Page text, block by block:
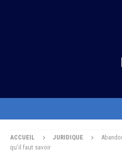
ACCUEIL JURIDIQUE
qu’il faut savoir